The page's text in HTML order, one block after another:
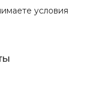
условия